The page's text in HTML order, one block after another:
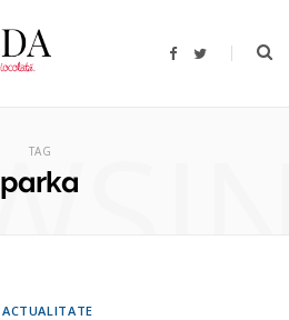
F
T
TAG
parka
ACTUALITATE